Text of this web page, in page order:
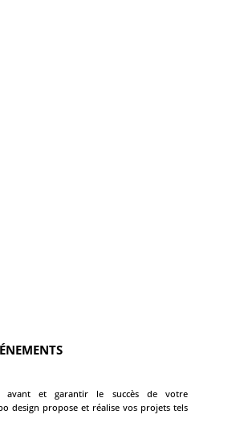
et garantir le succès de votre
design propose et réalise vos projets tels